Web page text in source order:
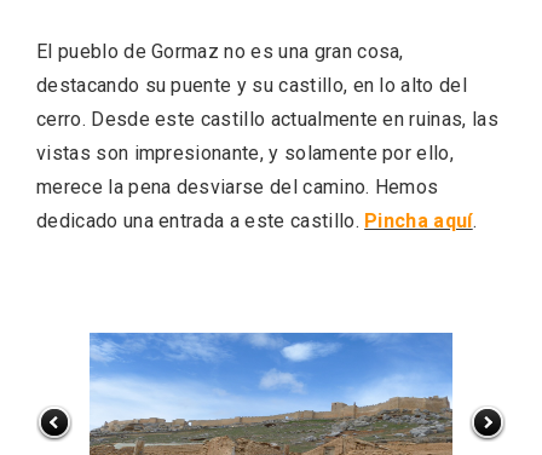
El pueblo de Gormaz no es una gran cosa,
destacando su puente y su castillo, en lo alto del
cerro. Desde este castillo actualmente en ruinas, las
vistas son impresionante, y solamente por ello,
merece la pena desviarse del camino. Hemos
dedicado una entrada a este castillo. Pincha aquí.
Feria del Vino de Toro 2026; descubre
“Otros Vinos de Toro”